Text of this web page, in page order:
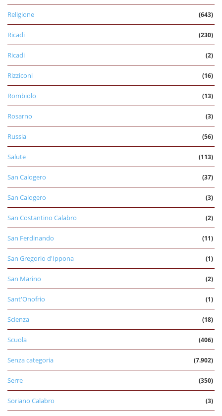
Religione (643)
Ricadi (230)
Ricadi (2)
Rizziconi (16)
Rombiolo (13)
Rosarno (3)
Russia (56)
Salute (113)
San Calogero (37)
San Calogero (3)
San Costantino Calabro (2)
San Ferdinando (11)
San Gregorio d'Ippona (1)
San Marino (2)
Sant'Onofrio (1)
Scienza (18)
Scuola (406)
Senza categoria (7.902)
Serre (350)
Soriano Calabro (3)